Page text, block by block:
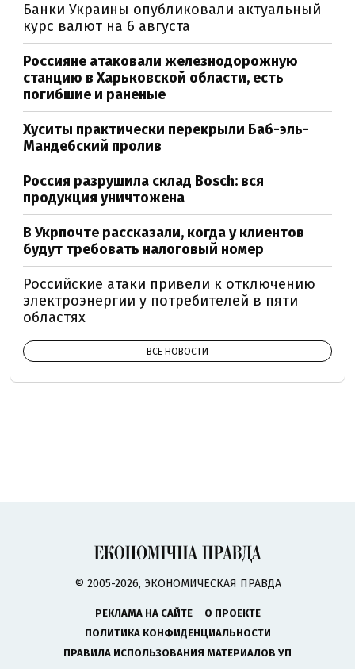
Банки Украины опубликовали актуальный
курс валют на 6 августа
Россияне атаковали железнодорожную
станцию в Харьковской области, есть
погибшие и раненые
Хуситы практически перекрыли Баб-эль-
Мандебский пролив
Россия разрушила склад Bosch: вся
продукция уничтожена
В Укрпочте рассказали, когда у клиентов
будут требовать налоговый номер
Российские атаки привели к отключению
электроэнергии у потребителей в пяти
областях
ВСЕ НОВОСТИ
© 2005-2026, ЭКОНОМИЧЕСКАЯ ПРАВДА
РЕКЛАМА НА САЙТЕ
О ПРОЕКТЕ
ПОЛИТИКА КОНФИДЕНЦИАЛЬНОСТИ
ПРАВИЛА ИСПОЛЬЗОВАНИЯ МАТЕРИАЛОВ УП